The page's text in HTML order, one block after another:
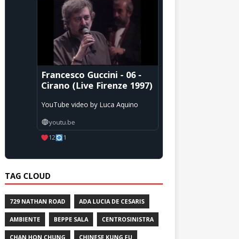
Francesco Guccini - 06 -
Cirano (Live Firenze 1997)
YouTube video by Luca Aquino
youtu.be
12
1
TAG CLOUD
729 NATHAN ROAD ADA LUCIA DE CESARIS
AMBIENTE BEPPE SALA CENTROSINISTRA